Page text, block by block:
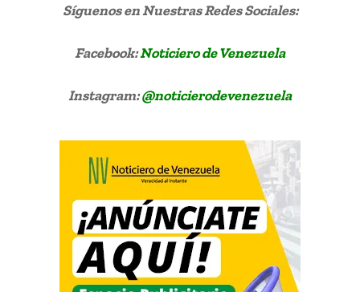
Síguenosen Nuestras Redes Sociales:
Facebook:Noticiero de Venezuela
Instagram:@noticierodevenezuela